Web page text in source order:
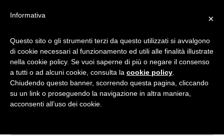
RECUPERARE SPECCHIO
ROTTO
Tagged
×
Informativa
Questo sito o gli strumenti terzi da questo utilizzati si avvalgono
di cookie necessari al funzionamento ed utili alle finalità illustrate
nella cookie policy. Se vuoi saperne di più o negare il consenso
a tutti o ad alcuni cookie, consulta la cookie policy
Chiudendo questo banner, scorrendo questa pagina, cliccando
su un link o proseguendo la navigazione in altra maniera,
acconsenti all’uso dei cookie.